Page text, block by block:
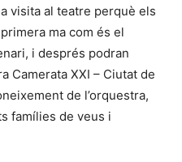
visita al teatre perquè els
ma com és el
i després podran
Camerata XXI – Ciutat de
de l’orquestra,
famílies de veus i